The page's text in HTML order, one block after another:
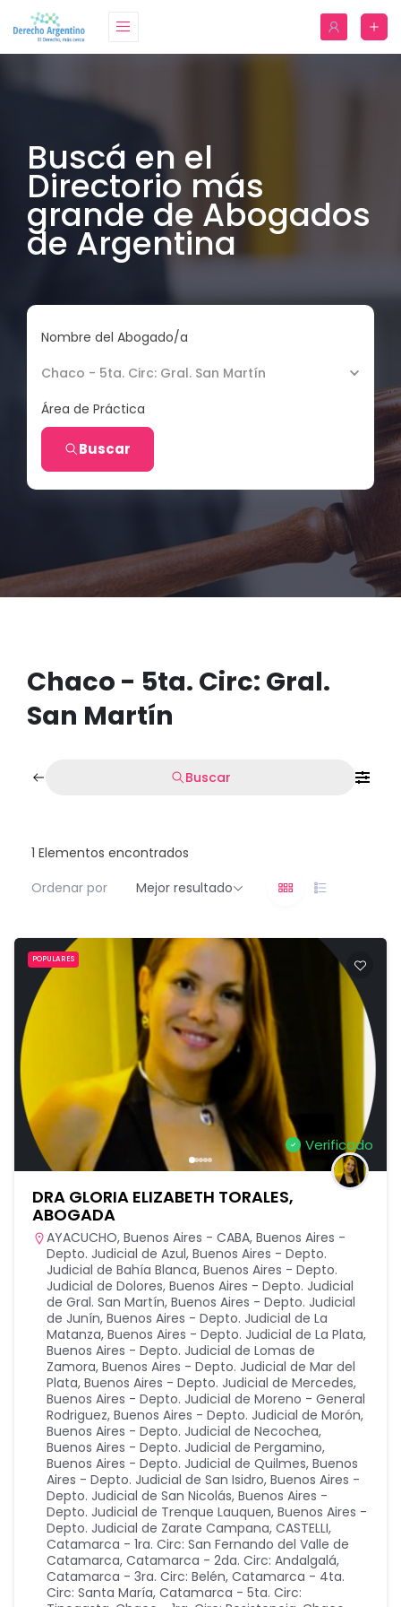
Buscá en el
Directorio más
grande de Abogados
de Argentina
Nombre del Abogado/a
Chaco - 5ta. Circ: Gral. San Martín
Área de Práctica
Buscar
Chaco - 5ta. Circ: Gral.
San Martín
Buscar
1 Elementos encontrados
Ordenar por
Mejor resultado
POPULARES
Verificado
DRA GLORIA ELIZABETH TORALES,
ABOGADA
AYACUCHO, Buenos Aires - CABA, Buenos Aires -
Depto. Judicial de Azul, Buenos Aires - Depto.
Judicial de Bahía Blanca, Buenos Aires - Depto.
Judicial de Dolores, Buenos Aires - Depto. Judicial
de Gral. San Martín, Buenos Aires - Depto. Judicial
de Junín, Buenos Aires - Depto. Judicial de La
Matanza, Buenos Aires - Depto. Judicial de La Plata,
Buenos Aires - Depto. Judicial de Lomas de
Zamora, Buenos Aires - Depto. Judicial de Mar del
Plata, Buenos Aires - Depto. Judicial de Mercedes,
Buenos Aires - Depto. Judicial de Moreno - General
Rodriguez, Buenos Aires - Depto. Judicial de Morón,
Buenos Aires - Depto. Judicial de Necochea,
Buenos Aires - Depto. Judicial de Pergamino,
Buenos Aires - Depto. Judicial de Quilmes, Buenos
Aires - Depto. Judicial de San Isidro, Buenos Aires -
Depto. Judicial de San Nicolás, Buenos Aires -
Depto. Judicial de Trenque Lauquen, Buenos Aires -
Depto. Judicial de Zarate Campana, CASTELLI,
Catamarca - 1ra. Circ: San Fernando del Valle de
Catamarca, Catamarca - 2da. Circ: Andalgalá,
Catamarca - 3ra. Circ: Belén, Catamarca - 4ta.
Circ: Santa María, Catamarca - 5ta. Circ: